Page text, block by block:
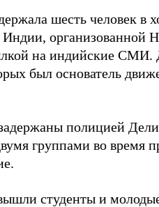
шесть человек в
организованной
на индийские СМИ.
был основатель
полицией
группами во время
студенты и